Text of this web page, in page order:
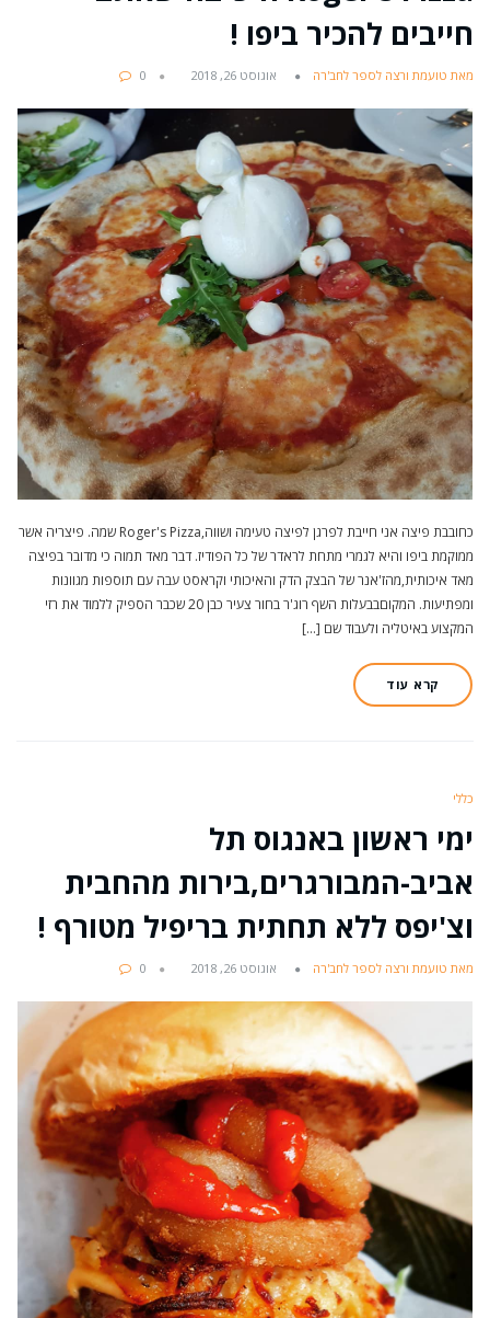
חייבים להכיר ביפו !
מאת טועמת ורצה לספר לחב'רה אוגוסט 26, 2018 0
כחובבת פיצה אני חייבת לפרגן לפיצה טעימה ושווה,Roger's Pizza שמה. פיצריה אשר
ממוקמת ביפו והיא לגמרי מתחת לראדר של כל הפודיז. דבר מאד תמוה כי מדובר בפיצה
מאד איכותית,מהז'אנר של הבצק הדק והאיכותי וקראסט עבה עם תוספות מגוונות
ומפתיעות. המקוםבבעלות השף רוג'ר בחור צעיר כבן 20 שכבר הספיק ללמוד את רזי
המקצוע באיטליה ולעבוד שם […]
קרא עוד
כללי
ימי ראשון באנגוס תל
אביב-המבורגרים,בירות מהחבית
וצ'יפס ללא תחתית בריפיל מטורף !
מאת טועמת ורצה לספר לחב'רה אוגוסט 26, 2018 0